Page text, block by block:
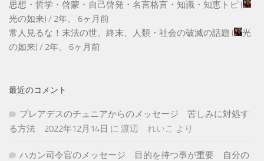
思想・哲学・啓蒙・自己啓発・名言格言・知識・知恵トピ (
光の如来) / 2年、 6ヶ月前
常人見るな！末法の世、終末、人類・社会の破滅の話題 (
光
の如来) / 2年、 6ヶ月前
最近のコメント
プレアデスのチュニアからのメッセージ 苦しみに対処す
る方法 2022年12月14日 に 渡辺 れいこ より
ハカン司令官のメッセージ 目的を持つ事が重要 自分の